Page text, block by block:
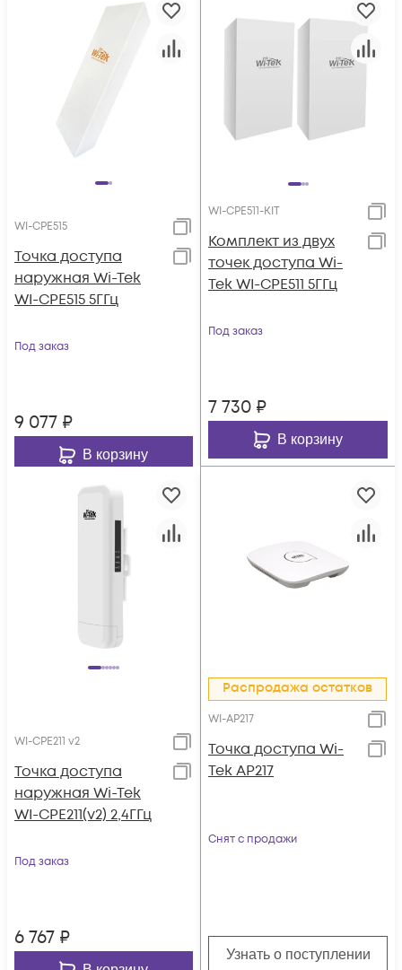
WI-CPE515
Точка доступа
наружная Wi-Tek
WI-CPE515 5ГГц
Под заказ
9 077 ₽
В корзину
WI-CPE511-KIT
Комплект из двух
точек доступа Wi-
Tek WI-CPE511 5ГГц
Под заказ
7 730 ₽
В корзину
WI-CPE211 v2
Точка доступа
наружная Wi-Tek
WI-CPE211(v2) 2,4ГГц
Под заказ
6 767 ₽
Распродажа остатков
WI-AP217
Точка доступа Wi-
Tek AP217
Снят с продажи
Узнать о поступлении